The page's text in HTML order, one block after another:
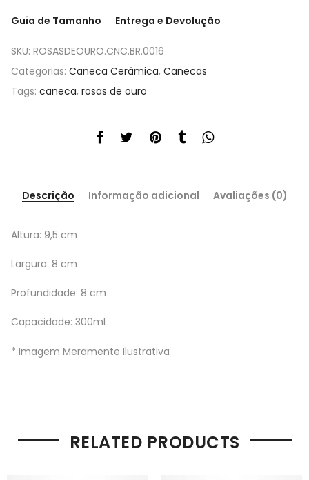
Guia de Tamanho Entrega e Devolução
SKU: ROSASDEOURO.CNC.BR.0016
Categorias: Caneca Cerâmica, Canecas
Tags: caneca, rosas de ouro
Descrição Informação adicional Avaliações (0)
Altura: 9,5 cm
Largura: 8 cm
Profundidade: 8 cm
Capacidade: 300ml
* Imagem Meramente Ilustrativa
RELATED PRODUCTS